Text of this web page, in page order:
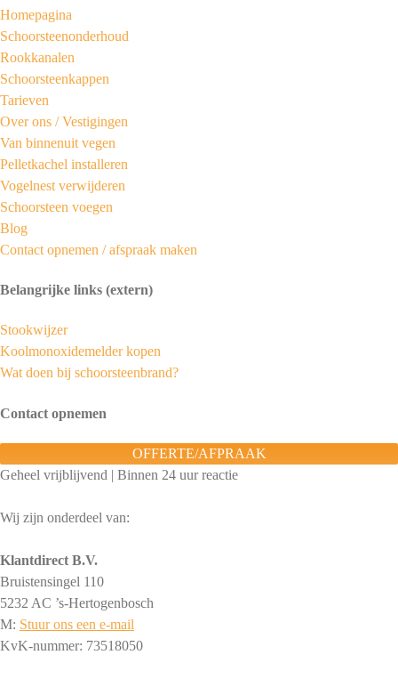
Homepagina
Schoorsteenonderhoud
Rookkanalen
Schoorsteenkappen
Tarieven
Over ons /Vestigingen
Van binnenuit vegen
Pelletkachel installeren
Vogelnest verwijderen
Schoorsteen voegen
Blog
Contact opnemen / afspraak maken
Belangrijke links (extern)
Stookwijzer
Koolmonoxidemelder kopen
Wat doen bij schoorsteenbrand?
Contact opnemen
OFFERTE/AFPRAAK
Geheel vrijblijvend | Binnen 24 uur reactie
Wij zijn onderdeel van:
Klantdirect B.V.
Bruistensingel 110
5232 AC ’s-Hertogenbosch
M: Stuur ons een e-mail
KvK-nummer: 73518050